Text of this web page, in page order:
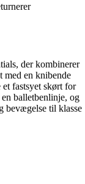
der kombinerer
med en knibende
fastsyet skørt for
balletbenlinje, og
bevægelse til klasse